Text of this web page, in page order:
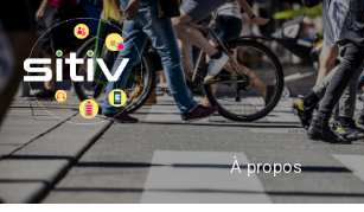
Aller
au
contenu
À propos